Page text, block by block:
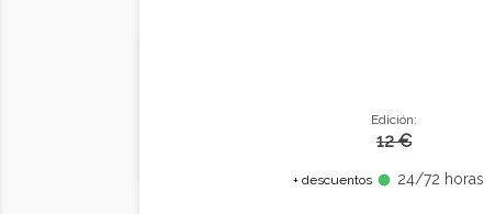
Edición:
12 €
+ descuentos fiber_manual_record 24/72 horas